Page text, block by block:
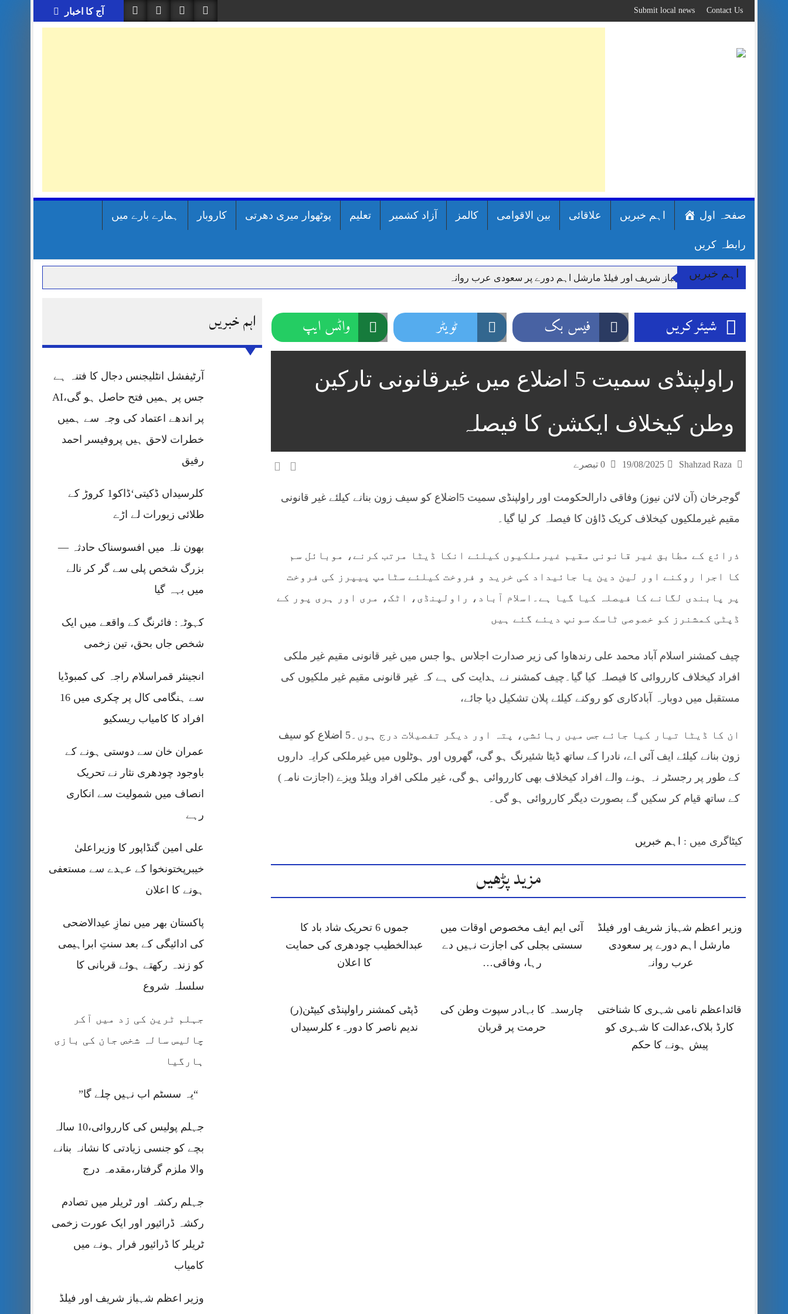
to
content
آج کا اخبار Contact Us
Submit local news
صفحہ اول اہم خبریں علاقائی بین الاقوامی کالمز آزاد کشمیر تعلیم پوٹھوار میری دھرتی کاروبار ہمارے بارے میں
رابطہ کریں
اہم خبریں
وزیر اعظم شہباز شریف اور فیلڈ مارشل اہم دورے پر سعودی عرب روانہ
قائداعظم نامی شہری کا شناختی کارڈ بلاک،عدالت کا شہری کو پیش ہونے کا حکم
چارسدہ کا بہادر سپوت وطن کی حرمت پر قربان
ڈپٹی کمشنر راولپنڈی کیپٹن(ر) ندیم ناصر کا دورہء کلرسیداں
شہید گر وپ کیپٹنعاصم طارق مکمل فوجی اعزاز کے ساتھ سپردِ خاک
اہم خبریں
آرٹیفشل انٹلیجنس دجال کا فتنہ ہے
جس پر ہمیں فتح حاصل ہو گی،AI
پر اندھے اعتماد کی وجہ سے ہمیں
خطرات لاحق ہیں پروفیسر احمد
رفیق
کلرسیداں ڈکیتی‘ڈاکو1 کروڑ کے
طلائی زیورات لے اڑے
بھون نلہ میں افسوسناک حادثہ —
بزرگ شخص پلی سے گر کر نالے
میں بہہ گیا
کہوٹہ: فائرنگ کے واقعے میں ایک
شخص جاں بحق، تین زخمی
انجینئر قمراسلام راجہ کی کمبوڈیا
سے ہنگامی کال پر چکری میں 16
افراد کا کامیاب ریسکیو
عمران خان سے دوستی ہونے کے
باوجود چودھری نثار نے تحریک
انصاف میں شمولیت سے انکاری
رہے
علی امین گنڈاپور کا وزیراعلیٰ
خیبرپختونخوا کے عہدے سے مستعفی
ہونے کا اعلان
پاکستان بھر میں نمازِ عیدالاضحی
کی ادائیگی کے بعد سنتِ ابراہیمی
کو زندہ رکھتے ہوئے قربانی کا
سلسلہ شروع
جہلم ٹرین کی زد میں آکر
چالیس سالہ شخص جان کی بازی
ہارگیا
“یہ سسٹم اب نہیں چلے گا”
جہلم پولیس کی کارروائی،10 سالہ
بچے کو جنسی زیادتی کا نشانہ بنانے
والا ملزم گرفتار،مقدمہ درج
جہلم رکشہ اور ٹریلر میں تصادم
رکشہ ڈرائیور اور ایک عورت زخمی
ٹریلر کا ڈرائیور فرار ہونے میں
کامیاب
وزیر اعظم شہباز شریف اور فیلڈ
شیئر کریں فیس بک ٹویٹر واٹس ایپ
راولپنڈی سمیت 5 اضلاع میں غیرقانونی تارکین
وطن کیخلاف ایکشن کا فیصلہ
Shahzad Raza
19/08/2025
گوجرخان (آن لائن نیوز) وفاقی دارالحکومت اور راولپنڈی سمیت 5اضلاع کو سیف زون بنانے کیلئے غیر قانونی
مقیم غیرملکیوں کیخلاف کریک ڈاؤن کا فیصلہ کر لیا گیا۔
ذرائع کے مطابق غیر قانونی مقیم غیرملکیوں کیلئے انکا ڈیٹا مرتب کرنے، موبائل سم
کا اجرا روکنے اور لین دین یا جائیداد کی خرید و فروخت کیلئے سٹامپ پیپرز کی فروخت
پر پابندی لگانے کا فیصلہ کیا گیا ہے۔اسلام آباد، راولپنڈی، اٹک، مری اور ہری پور کے
ڈپٹی کمشنرز کو خصوصی ٹاسک سونپ دیئے گئے ہیں
چیف کمشنر اسلام آباد محمد علی رندھاوا کی زیر صدارت اجلاس ہوا جس میں غیر قانونی مقیم غیر ملکی
افراد کیخلاف کارروائی کا فیصلہ کیا گیا۔چیف کمشنر نے ہدایت کی ہے کہ غیر قانونی مقیم غیر ملکیوں کی
مستقبل میں دوبارہ آبادکاری کو روکنے کیلئے پلان تشکیل دیا جائے،
ان کا ڈیٹا تیار کیا جائے جس میں رہائشی، پتہ اور دیگر تفصیلات درج ہوں۔5 اضلاع کو سیف
زون بنانے کیلئے ایف آئی اے، نادرا کے ساتھ ڈیٹا شئیرنگ ہو گی، گھروں اور ہوٹلوں میں غیرملکی کرایہ داروں
کے طور پر رجسٹر نہ ہونے والے افراد کیخلاف بھی کارروائی ہو گی، غیر ملکی افراد ویلڈ ویزے (اجازت نامہ)
کے ساتھ قیام کر سکیں گے بصورت دیگر کارروائی ہو گی۔
کیٹاگری میں : اہم خبریں
مزید پڑھیں
وزیر اعظم شہباز شریف اور فیلڈ
مارشل اہم دورے پر سعودی
عرب روانہ
آئی ایم ایف مخصوص اوقات میں
سستی بجلی کی اجازت نہیں دے
رہا، وفاقی…
جموں 6 تحریک شاد باد کا
عبدالخطیب چودھری کی حمایت
کا اعلان
قائداعظم نامی شہری کا شناختی
کارڈ بلاک،عدالت کا شہری کو
پیش ہونے کا حکم
چارسدہ کا بہادر سپوت وطن کی
حرمت پر قربان
ڈپٹی کمشنر راولپنڈی کیپٹن(ر)
ندیم ناصر کا دورہء کلرسیداں